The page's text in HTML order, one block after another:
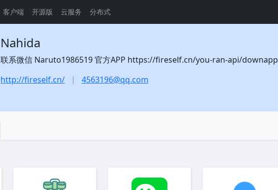
客户端 开源版 云服务 分布式
Nahida
联系微信 Naruto1986519 官方APP https://fireself.cn/you-ran-api/downapp
http://fireself.cn/
4563196@qq.com